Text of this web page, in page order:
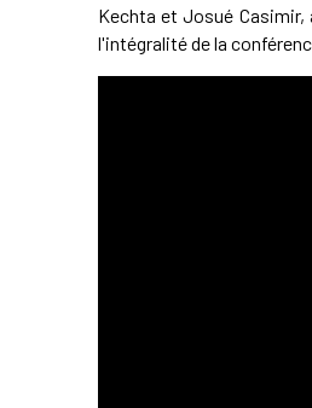
Kechta et Josué
l'intégralité de la